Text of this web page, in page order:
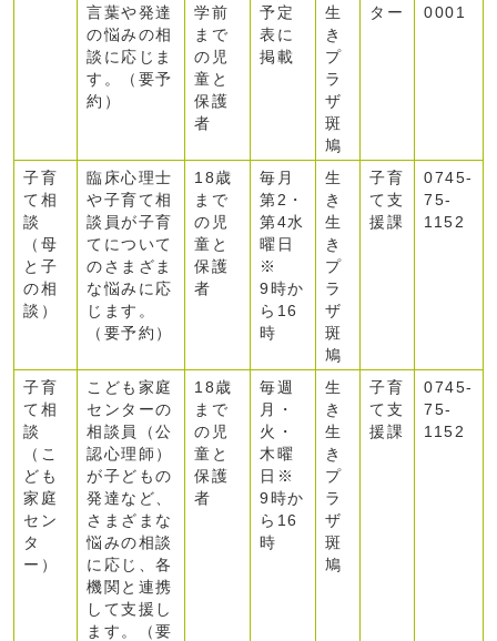
言葉や発達
の悩みの相
談に応じま
す。（要予
約）
学前
まで
の児
童と
保護
者
予定
表に
掲載
生
き
プ
ラ
ザ
斑
鳩
ター
0001
子育
て相
談
（母
と子
の相
談）
臨床心理士
や子育て相
談員が子育
てについて
のさまざま
な悩みに応
じます。
（要予約）
18歳
まで
の児
童と
保護
者
毎月
第2・
第4水
曜日
※
9時か
ら16
時
生
き
生
き
プ
ラ
ザ
斑
鳩
子育
て支
援課
0745-
75-
1152
子育
て相
談
（こ
ども
家庭
セン
タ
ー）
こども家庭
センターの
相談員（公
認心理師）
が子どもの
発達など、
さまざまな
悩みの相談
に応じ、各
機関と連携
して支援し
ます。（要
18歳
まで
の児
童と
保護
者
毎週
月・
火・
木曜
日※
9時か
ら16
時
生
き
生
き
プ
ラ
ザ
斑
鳩
子育
て支
援課
0745-
75-
1152